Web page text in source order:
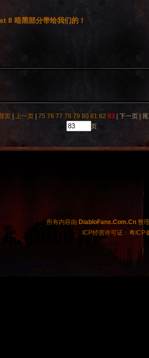
8 暗黑部分带给我们的！
页 |上一页 |75 76 77 78 79 80 81 82 83
| 下一页 |
页
所有内容由 DiabloFans.Com.Cn 整
ICP经营许可证：粤